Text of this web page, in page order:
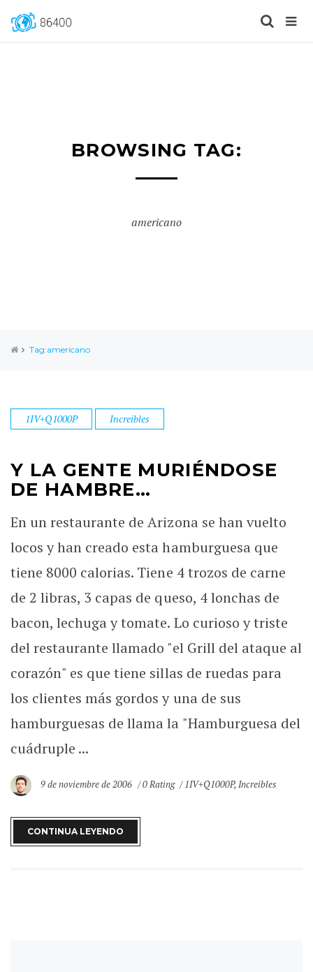
BROWSING TAG:
americano
Tag:americano
1IV+Q1000P Increibles
Y LA GENTE MURIÉNDOSE
DE HAMBRE…
En un restaurante de Arizona se han vuelto
locos y han creado esta hamburguesa que
tiene 8000 calorias. Tiene 4 trozos de carne
de 2 libras, 3 capas de queso, 4 lonchas de
bacon, lechuga y tomate. Lo curioso y triste
del restaurante llamado "el Grill del ataque al
corazón" es que tiene sillas de ruedas para
los clientes más gordos y una de sus
hamburguesas de llama la "Hamburguesa del
cuádruple ...
9 de noviembre de 2006 0 Rating 1IV+Q1000P,Increibles
CONTINUA LEYENDO